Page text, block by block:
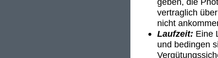
vertraglich
nicht
Laufzeit: Eine
und bedingen